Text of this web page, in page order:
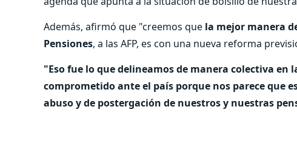
Además, afirmó que "creemos que la mejor manera
Pensiones, a las AFP, es con una nueva reforma
"Eso fue lo que delineamos de manera colectiva en
comprometido ante el país porque nos parece que
abuso y de postergación de nuestros y nuestras